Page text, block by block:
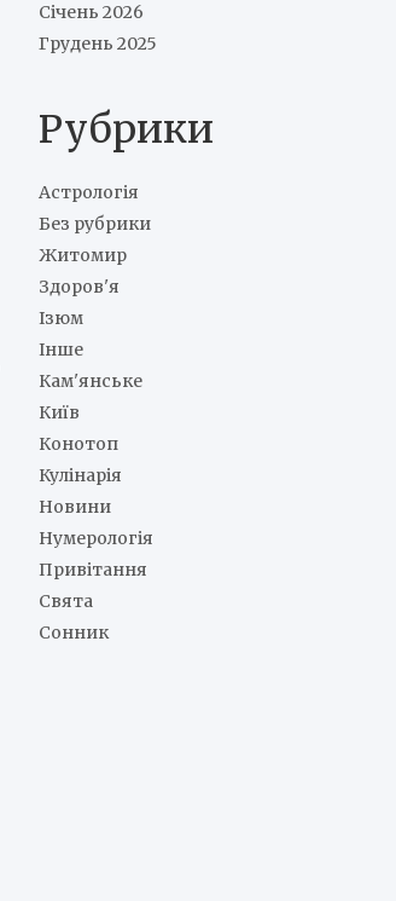
Січень 2026
Грудень 2025
Рубрики
Астрологія
Без рубрики
Житомир
Здоров'я
Ізюм
Інше
Кам'янське
Київ
Конотоп
Кулінарія
Новини
Нумерологія
Привітання
Свята
Сонник